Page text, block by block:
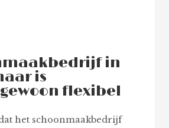
in
is
flexibel
het schoonmaakbedrijf